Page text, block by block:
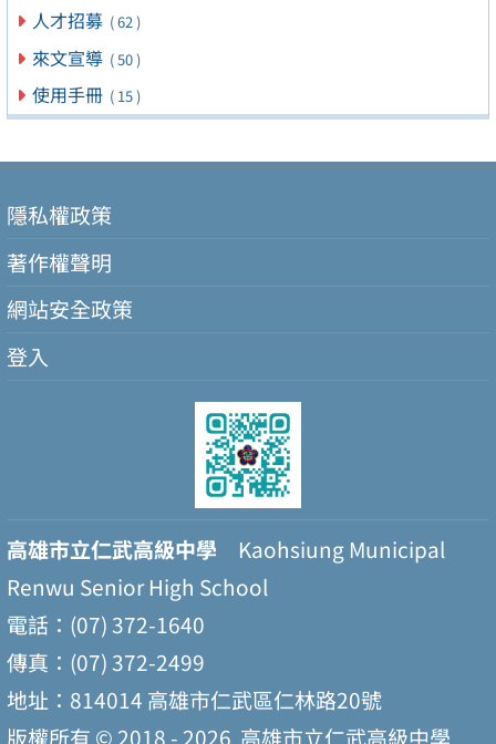
人才招募 ( 62 )
來文宣導 ( 50 )
使用手冊 ( 15 )
隱私權政策
著作權聲明
網站安全政策
登入
高雄市立仁武高級中學 Kaohsiung Municipal
Renwu Senior High School
電話：(07) 372-1640
傳真：(07) 372-2499
地址：814014 高雄市仁武區仁林路20號
版權所有 © 2018 - 2026 高雄市立仁武高級中學